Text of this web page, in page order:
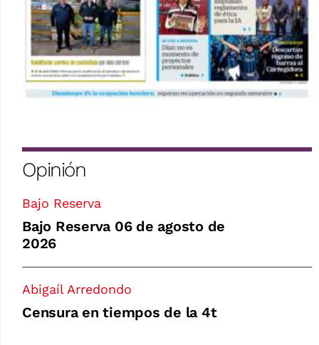
Opinión
Bajo Reserva
Bajo Reserva 06 de agosto de
2026
Abigaíl Arredondo
Censura en tiempos de la 4t